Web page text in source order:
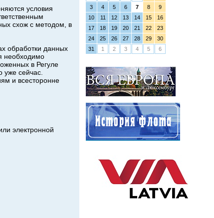
условия
схож с методом, в
обработки данных
необходимо
в Регуле
уже сейчас.
и всесторонне
электронной
3
4 5 6 7 8
9
10
11 12 13 14 15
16
17
18 19 20 21 22
23
24
25 26 27 28 29
30
31
1 2 3 4 5 6